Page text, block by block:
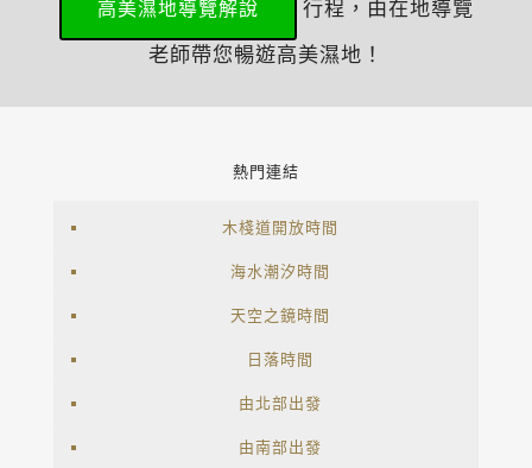
高美濕地導覽解說
行程，由在地導覽
老師帶您暢遊高美濕地！
熱門連結
木棧道開放時間
海水潮汐時間
天空之鏡時間
日落時間
由北部出發
由南部出發